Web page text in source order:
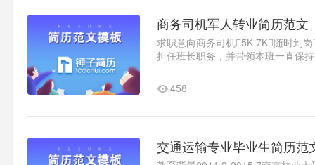
商务司机军人转业简历范文
求职意向商务司机5K-7K随时到
担任班长职务，并带领本班一直保
458
交通运输专业毕业生简历范